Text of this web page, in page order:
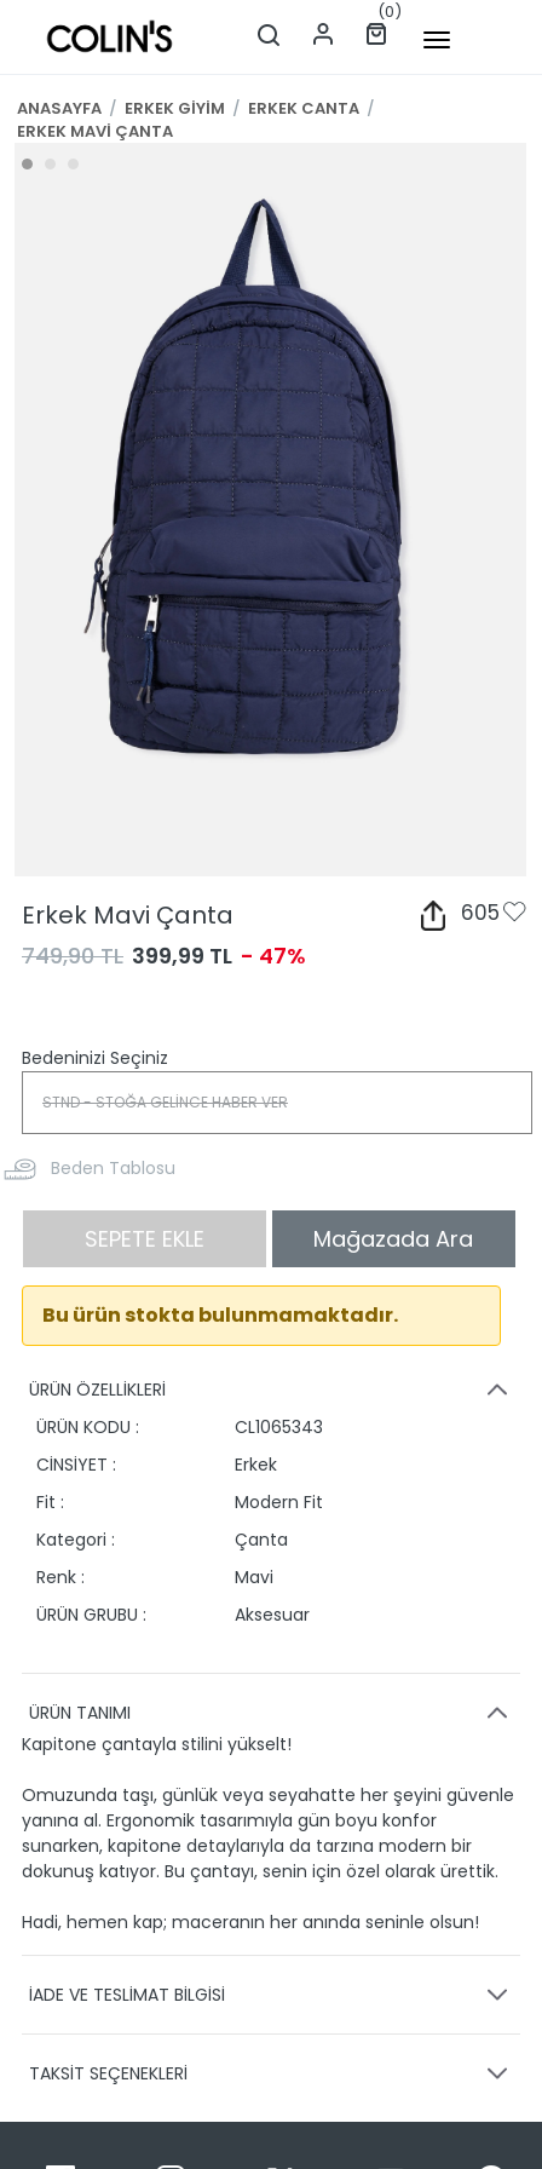
(0)
ANASAYFA / ERKEK GİYİM / ERKEK CANTA /
ERKEK MAVİ ÇANTA
Erkek Mavi Çanta 605
749,90 TL 399,99 TL - 47%
Bedeninizi Seçiniz
Beden Tablosu
SEPETE EKLE Mağazada Ara
Bu ürün stokta bulunmamaktadır.
ÜRÜN ÖZELLİKLERİ
ÜRÜN KODU :
CL1065343
CİNSİYET :
Erkek
Fit :
Modern Fit
Kategori :
Çanta
Renk :
Mavi
ÜRÜN GRUBU :
Aksesuar
ÜRÜN TANIMI
Kapitone çantayla stilini yükselt!
Omuzunda taşı, günlük veya seyahatte her şeyini güvenle
yanına al. Ergonomik tasarımıyla gün boyu konfor
sunarken, kapitone detaylarıyla da tarzına modern bir
dokunuş katıyor. Bu çantayı, senin için özel olarak ürettik.
Hadi, hemen kap; maceranın her anında seninle olsun!
İADE VE TESLİMAT BİLGİSİ
Ürünlerinizin gönderimini anlaşmalı olduğumuz PTT,
1-3 iş günü içerisinde kargoya teslim edilir.
TAKSİT SEÇENEKLERİ